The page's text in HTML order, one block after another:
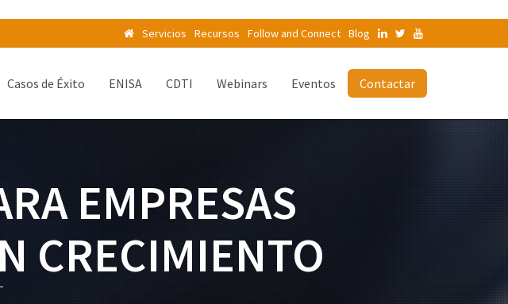
Servicios Recursos Follow and Connect Blog
Casos de Éxito ENISA CDTI Webinars Eventos Contactar
EMPRESAS
CRECIMIENTO